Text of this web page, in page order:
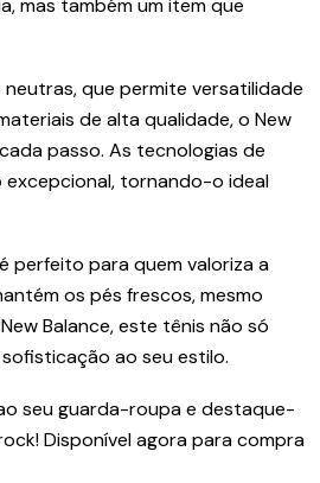
mas também um item que
que permite versatilidade
de alta qualidade, o New
passo. As tecnologias de
tornando-o ideal
perfeito para quem valoriza a
os pés frescos, mesmo
Balance, este tênis não só
ao seu estilo.
seu guarda-roupa e destaque-
Disponível agora para compra